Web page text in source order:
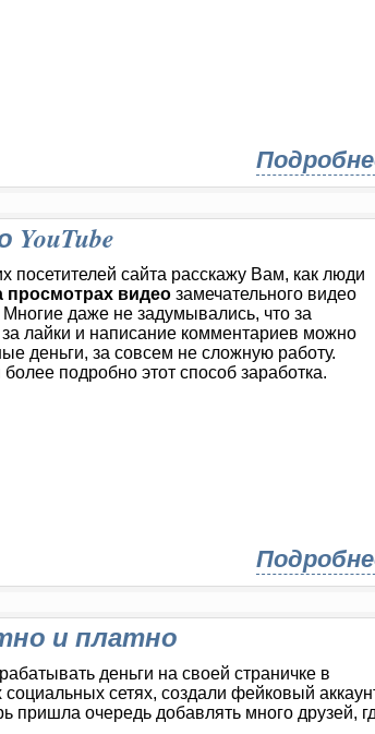
посетителей сайта расскажу Вам, как люди
просмотрах видео замечательного видео
Многие даже не задумывались, что за
лайки и написание комментариев можно
деньги, за совсем не сложную работу.
подробно этот способ заработка.
и платно
деньги на своей страничке в
социальных сетях, создали фейковый
пришла очередь добавлять много друзей,